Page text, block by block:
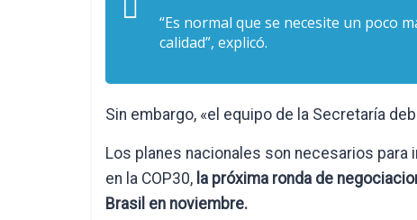
“Es normal que se necesite un poco
calidad”, explicó.
Sin embargo, «el equipo de la Secretaría
Los planes nacionales son necesarios
en la COP30, la próxima ronda de
Brasil en noviembre.